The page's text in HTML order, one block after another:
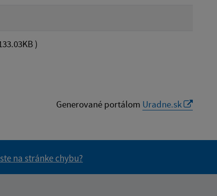
)
Generované portálom Uradne.sk
na stránke chybu?